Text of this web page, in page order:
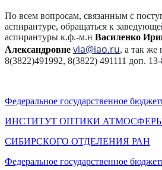
По всем вопросам, связанным с
аспирантуре, обращаться к
аспирантуры к.ф.-м.н Василенко
Александровне via@iao.ru, а так же
8(3822)491992, 8(3822) 491111 доп.
Федеральное государственное
ИНСТИТУТ ОПТИКИ
СИБИРСКОГО ОТДЕЛЕНИЯ РАН
Федеральное государственное